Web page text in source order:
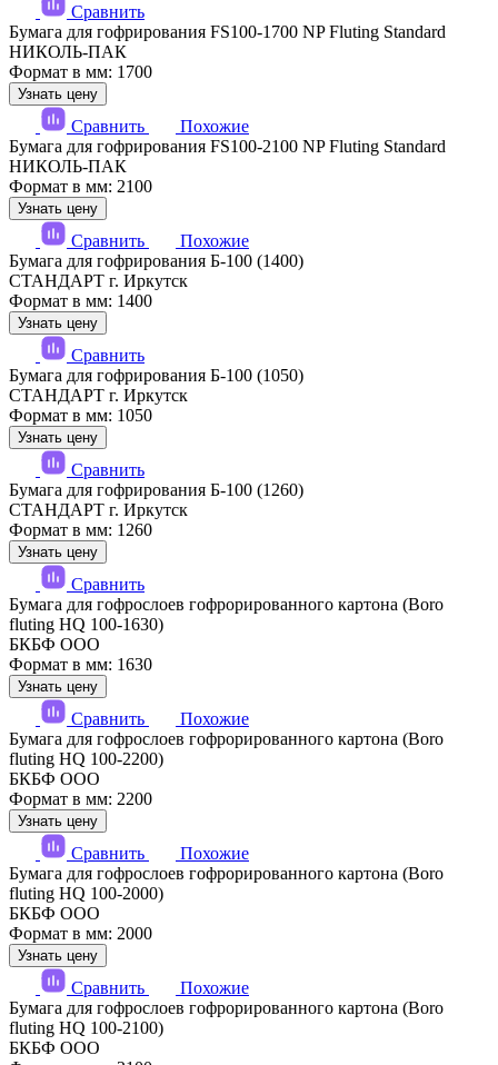
Сравнить
Бумага для гофрирования FS100-1700 NP Fluting Standard
НИКОЛЬ-ПАК
Формат в мм: 1700
Узнать цену
Сравнить
Похожие
Бумага для гофрирования FS100-2100 NP Fluting Standard
НИКОЛЬ-ПАК
Формат в мм: 2100
Узнать цену
Сравнить
Похожие
Бумага для гофрирования Б-100 (1400)
СТАНДАРТ г. Иркутск
Формат в мм: 1400
Узнать цену
Сравнить
Бумага для гофрирования Б-100 (1050)
СТАНДАРТ г. Иркутск
Формат в мм: 1050
Узнать цену
Сравнить
Бумага для гофрирования Б-100 (1260)
СТАНДАРТ г. Иркутск
Формат в мм: 1260
Узнать цену
Сравнить
Бумага для гофрослоев гофрорированного картона (Boro
fluting HQ 100-1630)
БКБФ ООО
Формат в мм: 1630
Узнать цену
Сравнить
Похожие
Бумага для гофрослоев гофрорированного картона (Boro
fluting HQ 100-2200)
БКБФ ООО
Формат в мм: 2200
Узнать цену
Сравнить
Похожие
Бумага для гофрослоев гофрорированного картона (Boro
fluting HQ 100-2000)
БКБФ ООО
Формат в мм: 2000
Узнать цену
Сравнить
Похожие
Бумага для гофрослоев гофрорированного картона (Boro
fluting HQ 100-2100)
БКБФ ООО